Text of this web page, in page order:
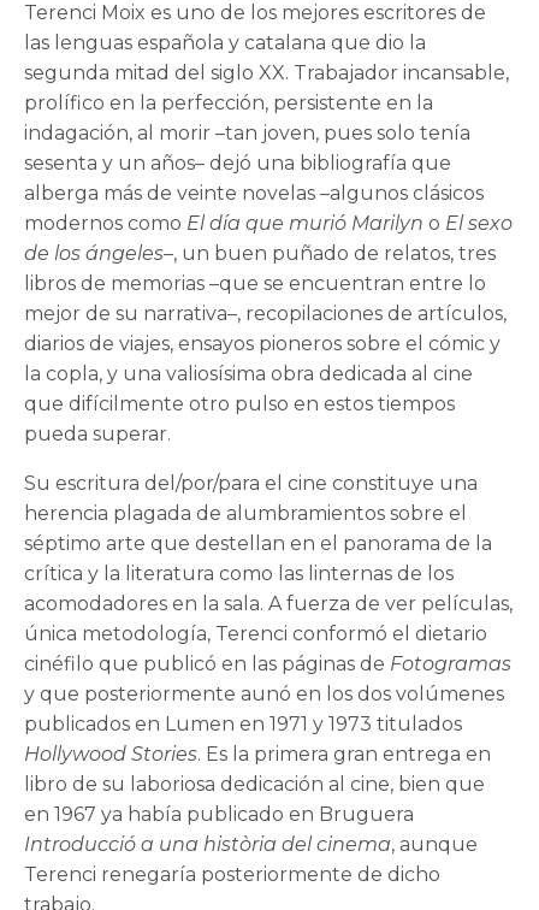
Terenci Moix es uno de los mejores escritores de
las lenguas española y catalana que dio la
segunda mitad del siglo XX. Trabajador incansable,
prolífico en la perfección, persistente en la
indagación, al morir –tan joven, pues solo tenía
sesenta y un años– dejó una bibliografía que
alberga más de veinte novelas –algunos clásicos
modernos como El día que murió Marilyn o El sexo
de los ángeles–, un buen puñado de relatos, tres
libros de memorias –que se encuentran entre lo
mejor de su narrativa–, recopilaciones de artículos,
diarios de viajes, ensayos pioneros sobre el cómic y
la copla, y una valiosísima obra dedicada al cine
que difícilmente otro pulso en estos tiempos
pueda superar.
Su escritura del/por/para el cine constituye una
herencia plagada de alumbramientos sobre el
séptimo arte que destellan en el panorama de la
crítica y la literatura como las linternas de los
acomodadores en la sala. A fuerza de ver películas,
única metodología, Terenci conformó el dietario
cinéfilo que publicó en las páginas de Fotogramas
y que posteriormente aunó en los dos volúmenes
publicados en Lumen en 1971 y 1973 titulados
Hollywood Stories. Es la primera gran entrega en
libro de su laboriosa dedicación al cine, bien que
en 1967 ya había publicado en Bruguera
Introducció a una història del cinema, aunque
Terenci renegaría posteriormente de dicho
trabajo.